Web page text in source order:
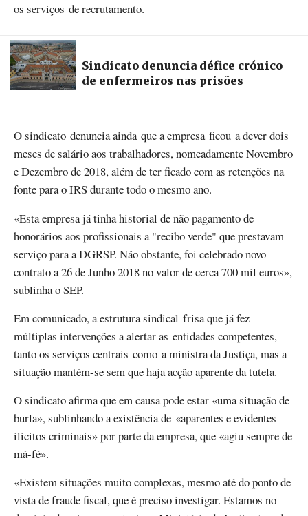
os serviços de recrutamento.
Sindicato denuncia défice crónico
de enfermeiros nas prisões
O sindicato denuncia ainda que a empresa ficou a dever dois
meses de salário aos trabalhadores, nomeadamente Novembro
e Dezembro de 2018, além de ter ficado com as retenções na
fonte para o IRS durante todo o mesmo ano.
«Esta empresa já tinha historial de não pagamento de
honorários aos profissionais a "recibo verde" que prestavam
serviço para a DGRSP. Não obstante, foi celebrado novo
contrato a 26 de Junho 2018 no valor de cerca 700 mil euros»,
sublinha o SEP.
Em comunicado, a estrutura sindical frisa que já fez
múltiplas intervenções a alertar as entidades competentes,
tanto os serviços centrais como a ministra da Justiça, mas a
situação mantém-se sem que haja acção aparente da tutela.
O sindicato afirma que em causa pode estar «uma situação de
burla», sublinhando a existência de «aparentes e evidentes
ilícitos criminais» por parte da empresa, que «agiu sempre de
má-fé».
«Existem situações muito complexas, mesmo até do ponto de
vista de fraude fiscal, que é preciso investigar. Estamos no